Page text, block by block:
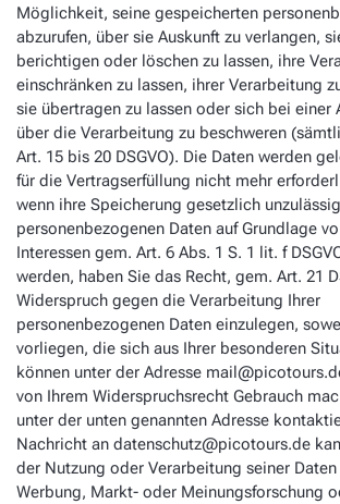
Möglichkeit, seine gespeicherten
abzurufen, über sie Auskunft zu verlangen,
berichtigen oder löschen zu lassen, ihre
einschränken zu lassen, ihrer Verarbeitung
sie übertragen zu lassen oder sich bei einer
über die Verarbeitung zu beschweren
Art. 15 bis 20 DSGVO). Die Daten werden
für die Vertragserfüllung nicht mehr
wenn ihre Speicherung gesetzlich
personenbezogenen Daten auf Grundlage
Interessen gem. Art. 6 Abs. 1 S. 1 lit. f
werden, haben Sie das Recht, gem. Art. 21
Widerspruch gegen die Verarbeitung Ihrer
personenbezogenen Daten einzulegen,
vorliegen, die sich aus Ihrer besonderen
können unter der Adresse
von Ihrem Widerspruchsrecht Gebrauch
unter der unten genannten Adresse
Nachricht an datenschutz@picotours.de
der Nutzung oder Verarbeitung seiner
Werbung, Markt- oder Meinungsforschung